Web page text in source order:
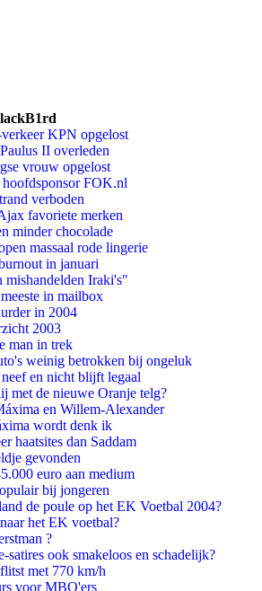
KPN opgelost
II overleden
vrouw opgelost
FOK.nl
verboden
favoriete merken
minder chocolade
massaal rode lingerie
in januari
mishandelden Iraki's"
in mailbox
in 2004
2003
man in trek
weinig betrokken bij ongeluk
en nicht blijft legaal
met de nieuwe Oranje telg?
en Willem-Alexander
wordt denk ik
haatsites dan Saddam
gevonden
euro aan medium
bij jongeren
de poule op het EK Voetbal 2004?
het EK voetbal?
?
satires ook smakeloos en schadelijk?
met 770 km/h
voor MBO'ers